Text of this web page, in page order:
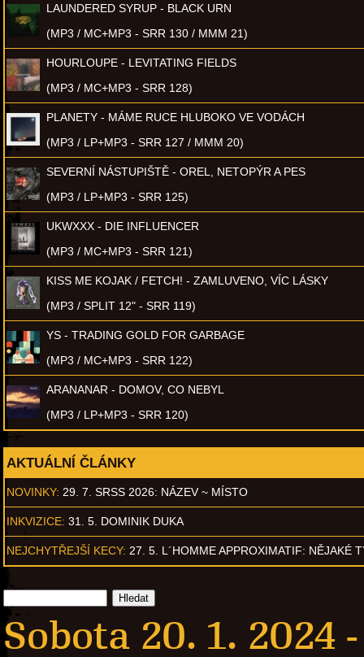
LAUNDERED SYRUP - BLACK URN
(MP3 / MC+MP3 - SRR 130 / MMM 21)
HOURLOUPE - LEVITATING FIELDS
(MP3 / MC+MP3 - SRR 128)
PLANETY - MÁME RUCE HLUBOKO VE VODÁCH
(MP3 / LP+MP3 - SRR 127 / MMM 20)
SEVERNÍ NÁSTUPIŠTĚ - OREL, NETOPÝR A PES
(MP3 / LP+MP3 - SRR 125)
UKWXXX - DIE INFLUENCER
(MP3 / MC+MP3 - SRR 121)
KISS ME KOJAK / FETCH! - ZAMLUVENO, VÍC LÁSKY
(MP3 / SPLIT 12" - SRR 119)
YS - TRADING GOLD FOR GARBAGE
(MP3 / MC+MP3 - SRR 122)
ARANANAR - DOMOV, CO NEBYL
(MP3 / LP+MP3 - SRR 120)
AKTUÁLNÍ ČLÁNKY
NOVINKY: 29. 7. SRSS 2026: NÁZEV ~ MÍSTO
INKVIZICE: 31. 5. DOMINIK DUKA
NEJCHYTŘEJŠÍ KECY: 27. 5. L´HOMME APPROXIMATIF: NĚJAKÉ
Sobota 20. 1. 2024